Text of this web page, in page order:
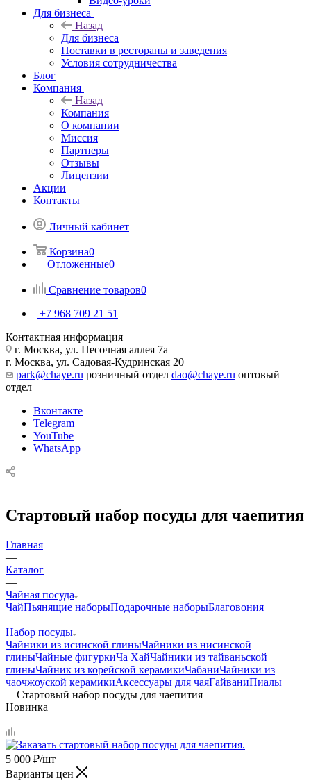
Для бизнеса
Назад
Для бизнеса
Поставки в рестораны и заведения
Условия сотрудничества
Блог
Компания
Назад
Компания
О компании
Миссия
Партнеры
Отзывы
Лицензии
Акции
Контакты
Личный кабинет
Корзина0
Отложенные0
Сравнение товаров0
+7 968 709 21 51
Контактная информация
г. Москва, ул. Песочная аллея 7а
г. Москва, ул. Садовая-Кудринская 20
park@chaye.ru розничный отдел dao@chaye.ru оптовый
отдел
Вконтакте
Telegram
YouTube
WhatsApp
Стартовый набор посуды для чаепития
Главная
—
Каталог
—
Чайная посуда
ЧайПьянящие наборыПодарочные наборыБлаговония
—
Набор посуды
Чайники из исинской глиныЧайники из нисинской
глиныЧайные фигуркиЧа ХайЧайники из тайваньской
глиныЧайник из корейской керамикиЧабаниЧайники из
чаочжоуской керамикиАксессуары для чаяГайваниПиалы
—Стартовый набор посуды для чаепития
Новинка
5 000 ₽/шт
Варианты цен